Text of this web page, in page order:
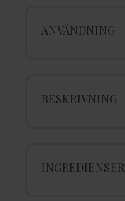
ANVÄNDNING
BESKRIVNING
INGREDIENSER